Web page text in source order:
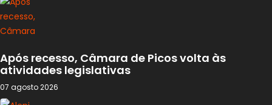
Após recesso, Câmara de Picos volta às
atividades legislativas
07 agosto 2026